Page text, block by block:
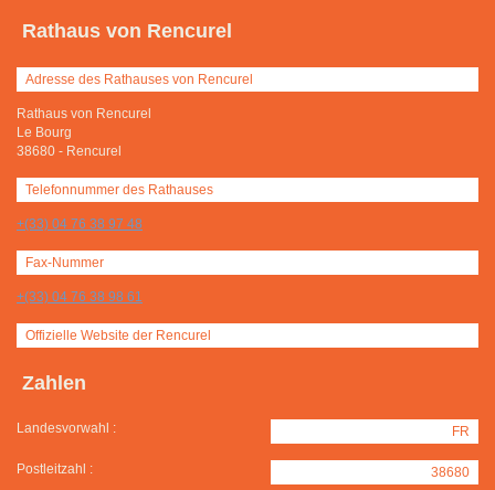
Rathaus von Rencurel
Adresse des Rathauses von Rencurel
Rathaus von Rencurel
Le Bourg
38680 - Rencurel
Telefonnummer des Rathauses
+(33) 04 76 38 97 48
Fax-Nummer
+(33) 04 76 38 98 61
Offizielle Website der Rencurel
Zahlen
Landesvorwahl : FR
Postleitzahl : 38680